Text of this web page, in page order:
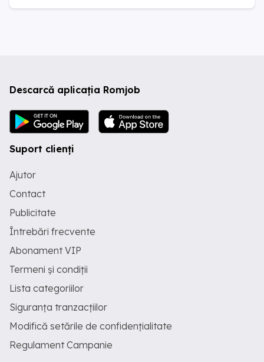
Descarcă aplicația Romjob
Suport clienți
Ajutor
Contact
Publicitate
Întrebări frecvente
Abonament VIP
Termeni și condiții
Lista categoriilor
Siguranța tranzacțiilor
Modifică setările de confidențialitate
Regulament Campanie